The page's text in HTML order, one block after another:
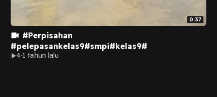
0:37
#Perpisahan
#pelepasankelas9#smpi#kelas9#
4 1 tahun lalu